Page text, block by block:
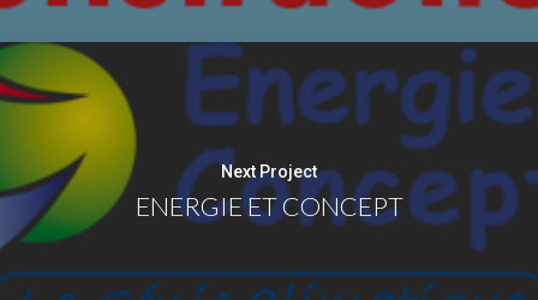
Next Project
ENERGIE ET CONCEPT